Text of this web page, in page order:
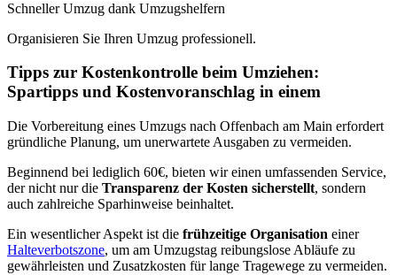
Schneller Umzug dank Umzugshelfern
Organisieren Sie Ihren Umzug professionell.
Tipps zur Kostenkontrolle beim Umziehen:
Spartipps und Kostenvoranschlag in einem
Die Vorbereitung eines Umzugs nach Offenbach am Main erfordert
gründliche Planung, um unerwartete Ausgaben zu vermeiden.
Beginnend bei lediglich 60€, bieten wir einen umfassenden Service,
der nicht nur die Transparenz der Kosten sicherstellt, sondern
auch zahlreiche Sparhinweise beinhaltet.
Ein wesentlicher Aspekt ist die frühzeitige Organisation einer
Halteverbotszone, um am Umzugstag reibungslose Abläufe zu
gewährleisten und Zusatzkosten für lange Tragewege zu vermeiden.